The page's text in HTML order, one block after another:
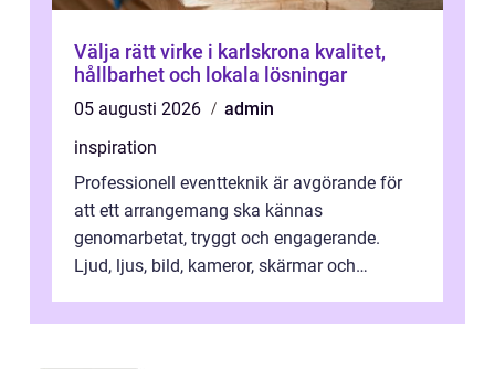
Välja rätt virke i karlskrona kvalitet,
hållbarhet och lokala lösningar
05 augusti 2026
admin
inspiration
Professionell eventteknik är avgörande för
att ett arrangemang ska kännas
genomarbetat, tryggt och engagerande.
Ljud, ljus, bild, kameror, skärmar och